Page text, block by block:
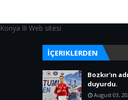
Konya İli Web sitesi
İÇERIKLERDEN
Bozkır'ın
duyurdu.
August 03,